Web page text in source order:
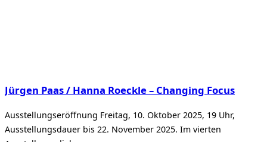
Jürgen Paas / Hanna Roeckle – Changing Focus
Ausstellungseröffnung Freitag, 10. Oktober 2025, 19 Uhr,
Ausstellungsdauer bis 22. November 2025. Im vierten